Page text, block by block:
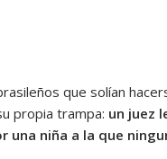
que solían
propia trampa: un juez
una niña a la que